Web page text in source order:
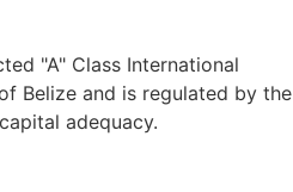
"A" Class International
Belize and is regulated by the
adequacy.